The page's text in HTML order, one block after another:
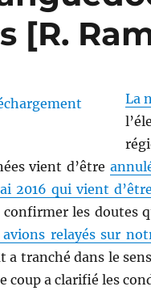
[R.
La
vient d’être
2016 qui vient
les doutes
avions relayés sur
a tranché dans le
coup a clarifié les